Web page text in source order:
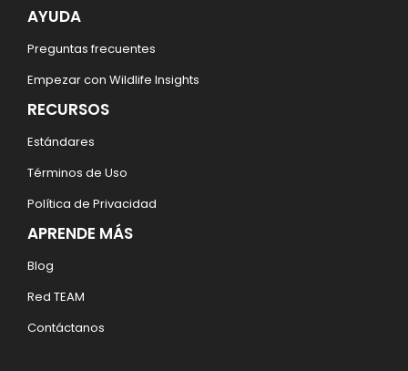
AYUDA
Preguntas frecuentes
Empezar con Wildlife Insights
RECURSOS
Estándares
Términos de Uso
Política de Privacidad
APRENDE MÁS
Blog
Red TEAM
Contáctanos